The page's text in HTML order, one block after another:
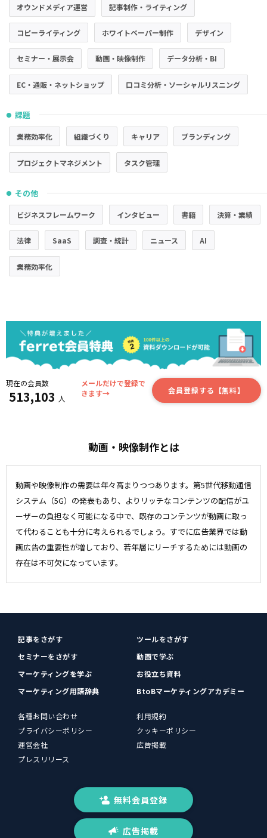
オウンドメディア運営 記事制作・ライティング
コピーライティング ホワイトペーパー制作 デザイン
セミナー・展示会 動画・映像制作 データ分析・BI
EC・通販・ネットショップ 口コミ分析・ソーシャルリスニング
● 課題
業務効率化 組織づくり キャリア ブランディング
プロジェクトマネジメント タスク管理
● その他
ビジネスフレームワーク インタビュー 書籍 決算・業績
法律 SaaS 調査・統計 ニュース AI
業務効率化
現在の会員数
513,103 人
メールだけで登録で
きます→
会員登録する【無料】
動画・映像制作とは
動画や映像制作の需要は年々高まりつつあります。第5世代移動通信
システム（5G）の発表もあり、よりリッチなコンテンツの配信がユ
ーザーの負担なく可能になる中で、既存のコンテンツが動画に取っ
て代わることも十分に考えられるでしょう。すでに広告業界では動
画広告の重要性が増しており、若年層にリーチするためには動画の
存在は不可欠になっています。
記事をさがす
ツールをさがす
セミナーをさがす
動画で学ぶ
マーケティングを学ぶ
お役立ち資料
マーケティング用語辞典
BtoBマーケティングアカデミー
各種お問い合わせ
利用規約
プライバシーポリシー
クッキーポリシー
運営会社
広告掲載
プレスリリース
無料会員登録
広告掲載